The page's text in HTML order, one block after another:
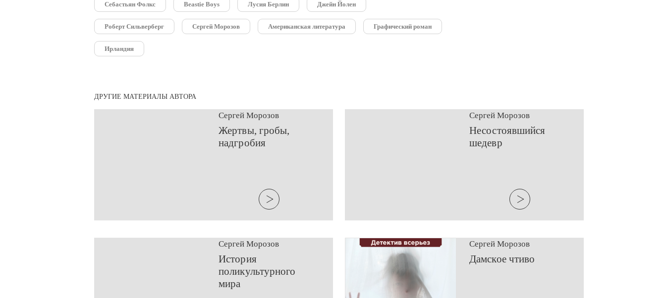
Себастьян Фолкс Beastie Boys Лусия Берлин Джейн Йолен
Роберт Сильверберг Сергей Морозов Американская литература Графический роман
Ирландия
ДРУГИЕ МАТЕРИАЛЫ АВТОРА
Сергей Морозов
​Жертвы, гробы,
надгробия
Сергей Морозов
​Несостоявшийся
шедевр
Сергей Морозов
​История
поликультурного
мира
Сергей Морозов
​Дамское чтиво